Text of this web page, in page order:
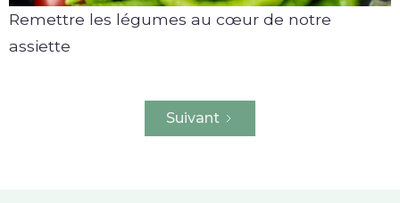
Remettre les légumes au cœur de notre
assiette
Suivant